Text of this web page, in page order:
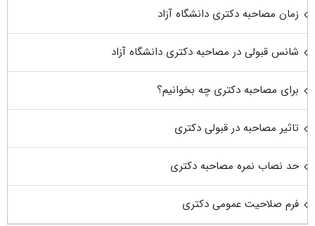
زمان مصاحبه دکتری دانشگاه آزاد
شانس قبولی در مصاحبه دکتری دانشگاه آزاد
برای مصاحبه دکتری چه بخوانیم؟
تاثیر مصاحبه در قبولی دکتری
حد نصاب نمره مصاحبه دکتری
فرم صلاحیت عمومی دکتری